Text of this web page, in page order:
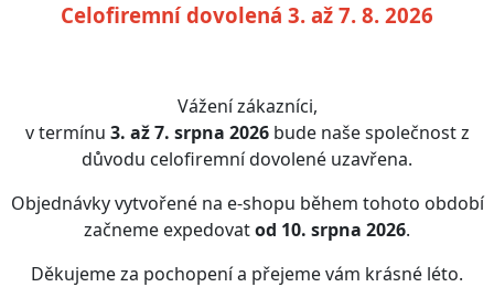
Celofiremní dovolená 3. až 7. 8. 2026
Vážení zákazníci,
v termínu 3. až 7. srpna 2026bude naše společnost z
důvodu celofiremní dovolené uzavřena.
Objednávky vytvořené na e-shopu během tohoto období
začneme expedovatod 10. srpna 2026.
Děkujeme za pochopení a přejeme vám krásné léto.